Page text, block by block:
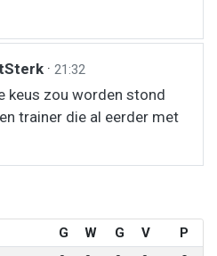
· 21:32
keus zou worden stond
trainer die al eerder met
G W G V
P